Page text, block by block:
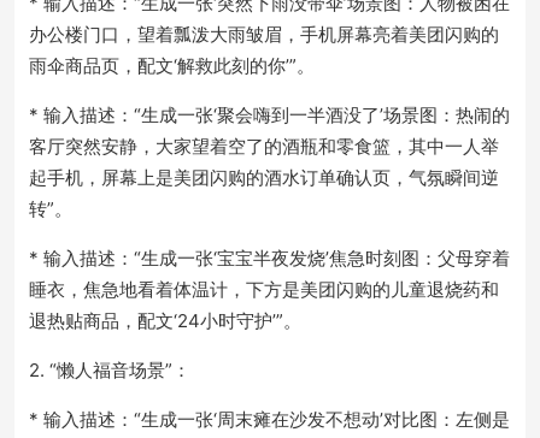
办公楼门口，望着瓢泼大雨皱眉，手机屏幕亮着美团闪购的
雨伞商品页，配文‘解救此刻的你’”。
* 输入描述：“生成一张‘聚会嗨到一半酒没了’场景图：热闹的
客厅突然安静，大家望着空了的酒瓶和零食篮，其中一人举
起手机，屏幕上是美团闪购的酒水订单确认页，气氛瞬间逆
转”。
* 输入描述：“生成一张‘宝宝半夜发烧’焦急时刻图：父母穿着
睡衣，焦急地看着体温计，下方是美团闪购的儿童退烧药和
退热贴商品，配文‘24小时守护’”。
2. “懒人福音场景”：
* 输入描述：“生成一张‘周末瘫在沙发不想动’对比图：左侧是